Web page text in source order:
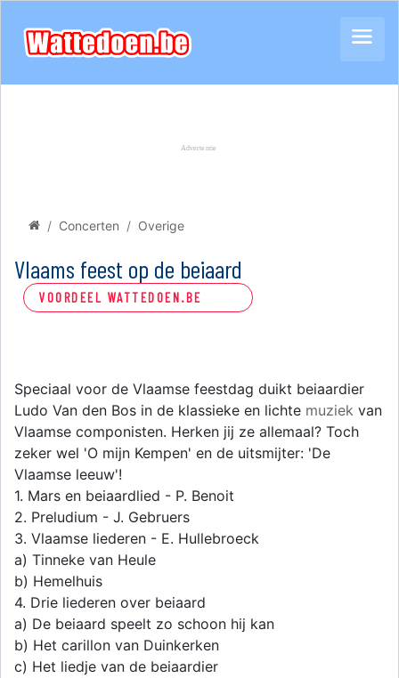
Concerten Overige
Vlaams feest op de beiaard
VOORDEEL WATTEDOEN.BE
Speciaal voor de Vlaamse feestdag duikt beiaardier
Ludo Van den Bos in de klassieke en lichte muziek van
Vlaamse componisten. Herken jij ze allemaal? Toch
zeker wel 'O mijn Kempen' en de uitsmijter: 'De
Vlaamse leeuw'!
1. Mars en beiaardlied - P. Benoit
2. Preludium - J. Gebruers
3. Vlaamse liederen - E. Hullebroeck
a) Tinneke van Heule
b) Hemelhuis
4. Drie liederen over beiaard
a) De beiaard speelt zo schoon hij kan
b) Het carillon van Duinkerken
c) Het liedje van de beiaardier